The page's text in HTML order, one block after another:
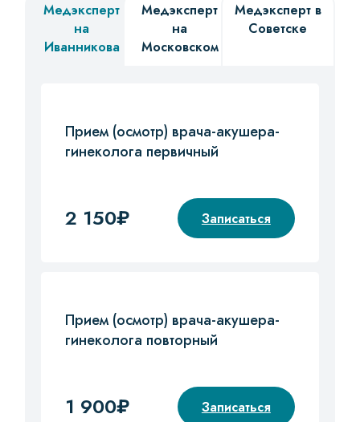
Медэксперт
на
Иванникова
Медэксперт
на
Московском
Медэксперт в
Советске
Прием (осмотр) врача-акушера-
гинеколога первичный
2 150₽ Записаться
Прием (осмотр) врача-акушера-
гинеколога повторный
1 900₽ Записаться